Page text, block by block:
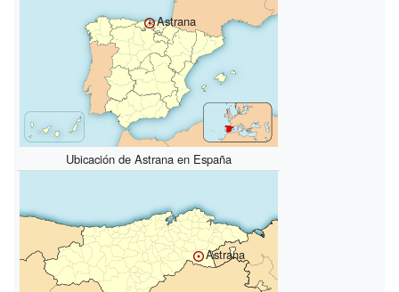
Astrana
Ubicación de Astrana en España
Astrana